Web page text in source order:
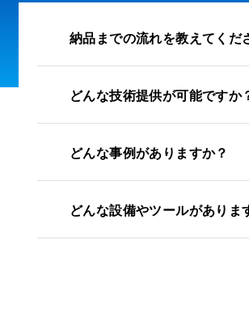
納品までの流れを教えてくだ
どんな技術提供が可能ですか
どんな事例がありますか？
どんな設備やツールがありま